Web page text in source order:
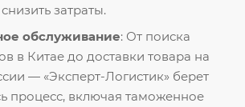
затраты.
обслуживание: От поиска
в Китае до доставки товара на
— «Эксперт-Логистик» берет
процесс, включая таможенное